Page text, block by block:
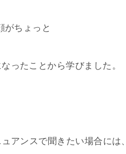
がちょっと
ったことから学びました。
アンスで聞きたい場合には、